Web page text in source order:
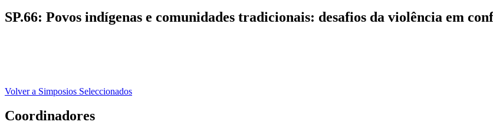
SP.66: Povos indígenas e comunidades tradicionais: desafios da violência em
Volver a Simposios Seleccionados
Coordinadores